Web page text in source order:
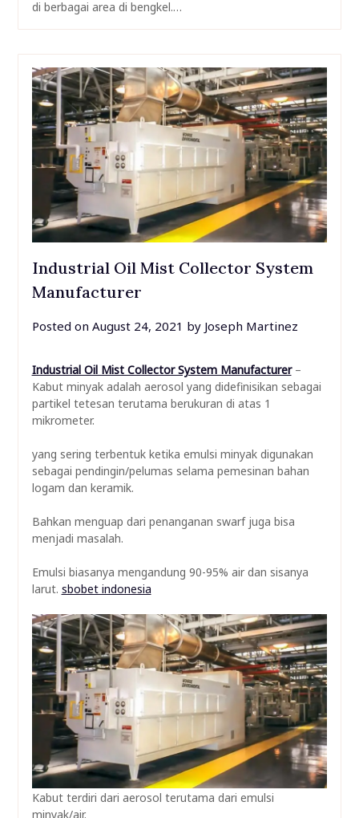
di berbagai area di bengkel.…
Industrial Oil Mist Collector System
Manufacturer
Posted on August 24, 2021 by Joseph Martinez
Industrial Oil Mist Collector System Manufacturer–
Kabut minyak adalah aerosol yang didefinisikan sebagai
partikel tetesan terutama berukuran di atas 1
mikrometer.
yang sering terbentuk ketika emulsi minyak digunakan
sebagai pendingin/pelumas selama pemesinan bahan
logam dan keramik.
Bahkan menguap dari penanganan swarf juga bisa
menjadi masalah.
Emulsi biasanya mengandung 90-95% air dan sisanya
larut. sbobet indonesia
Kabut terdiri dari aerosol terutama dari emulsi
minyak/air.